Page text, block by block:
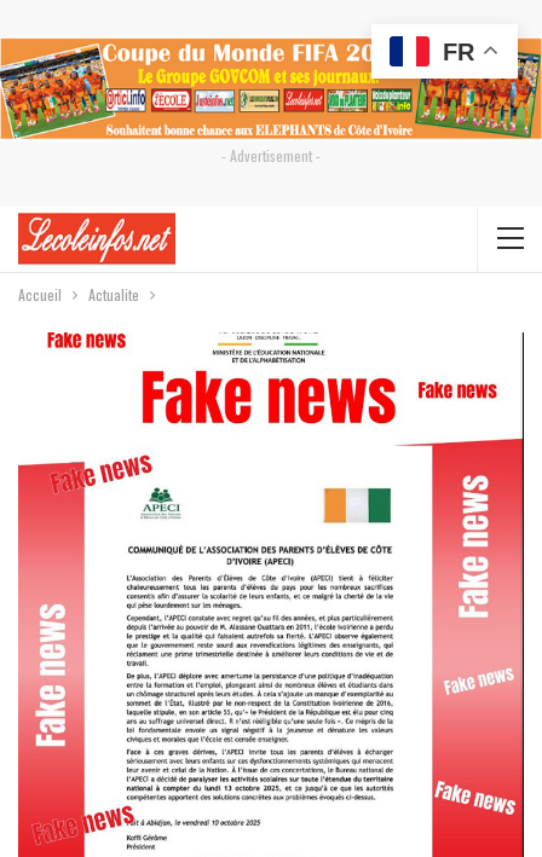
- Advertisement -
Accueil Actualite
FR